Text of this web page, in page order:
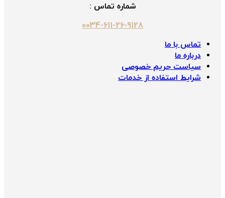
شماره تماس :
0034-611-26-9128
تماس با ما
درباره ما
سیاست حریم خصوصی
شرایط استفاده از خدمات